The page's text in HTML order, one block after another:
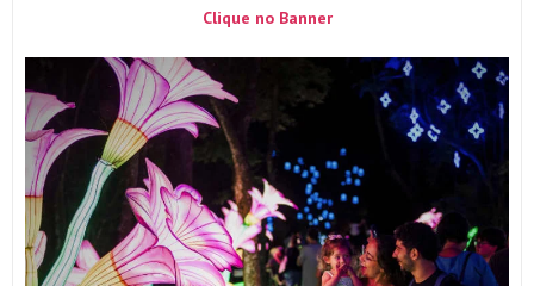
Clique no Banner